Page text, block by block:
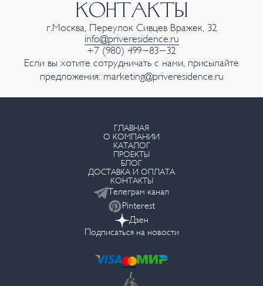
КОНТАКТЫ
г.Москва, Переулок Сивцев Вражек, 32
info@priveresidence.ru
+7 (980) 499-83-32
Если вы хотите сотрудничать с нами, присылайте
предложения: marketing@priveresidence.ru
ГЛАВНАЯ
О КОМПАНИИ
КАТАЛОГ
ПРОЕКТЫ
БЛОГ
ДОСТАВКА И ОПЛАТА
КОНТАКТЫ
Телеграм канал
Pinterest
Дзен
Подписаться на новости